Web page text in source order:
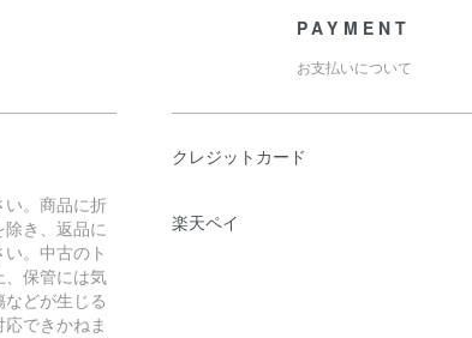
。商品に折
き、返品に
。中古のト
、保管には気
どが生じる
できかねま
PAYMENT
お支払いについて
クレジットカード
楽天ペイ